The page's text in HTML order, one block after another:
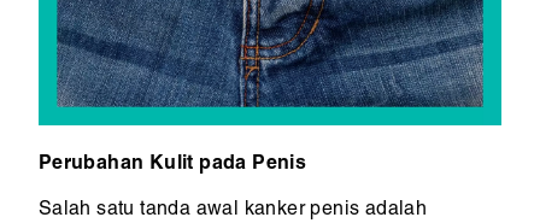
Perubahan Kulit pada Penis
Salah satu tanda awal kanker penis adalah